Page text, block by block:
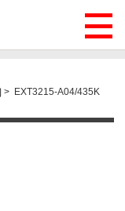
> EXT3215-A04/435K